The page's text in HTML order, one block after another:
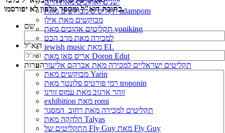
תקליטים מבוקשים מאת adampom
מבוקשים מאת אילן
תקליטים אהובים מאת yoniking
למכירה מאת מרב הכט
jewish music מאת EL
אריס סאן מאת Doron Edut
תקליטים ישראליים למכירה מאת אברהם אליעזר
מבוקשים מאת Yarin
רמי פורטיס פלונטר מאת troponin
זוהר ארגוב מאת עמוס זורנו
exhibition מאת romi
תקליטים למכירה מאת רחוב_המסגר
הלהקה מאת Talyas
התקליטים של Fly Guy מאת Fly Guy
כתובת דוא"ל ומספר טלפון לא יפורסמו.
שם
דוא"ל
הערות